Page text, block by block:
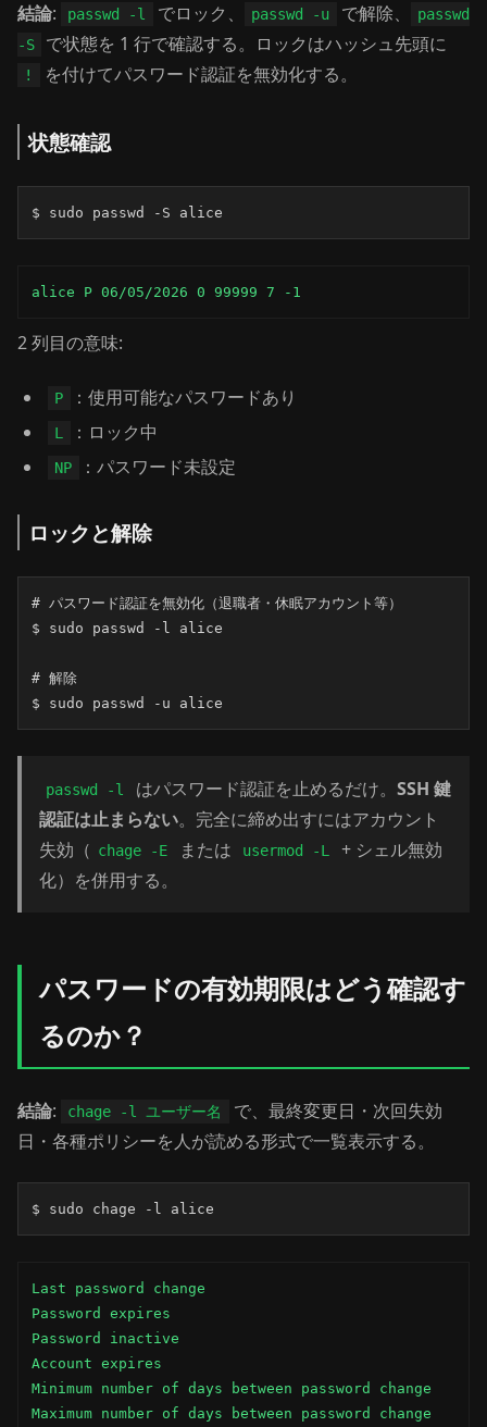
結論: passwd -l でロック、 passwd -u で解除、
passwd
-S
で状態を 1 行で確認する。ロックはハッシュ先頭に
! を付けてパスワード認証を無効化する。
状態確認
$ sudo passwd -S alice
alice P 06/05/2026 0 99999 7 -1
2 列目の意味:
P ：使用可能なパスワードあり
L ：ロック中
NP ：パスワード未設定
ロックと解除
# パスワード認証を無効化（退職者・休眠アカウント等）
$ sudo passwd -l alice
# 解除
$ sudo passwd -u alice
passwd -l はパスワード認証を止めるだけ。 SSH 鍵
認証は止まらない。完全に締め出すにはアカウント
失効（ chage -E または usermod -L
+ シェル無効
化）を併用する。
パスワードの有効期限はどう確認す
るのか？
結論: chage -l ユーザー名
で、最終変更日・次回失効
日・各種ポリシーを人が読める形式で一覧表示する。
$ sudo chage -l alice
Last password change
Password expires
Password inactive
Account expires
Minimum number of days between password change
Maximum number of days between password change